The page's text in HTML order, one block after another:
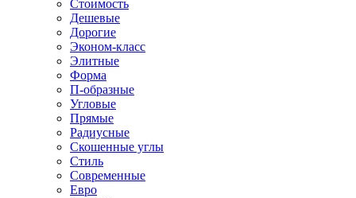
Стоимость
Дешевые
Дорогие
Эконом-класс
Элитные
Форма
П-образные
Угловые
Прямые
Радиусные
Скошенные углы
Стиль
Современные
Евро